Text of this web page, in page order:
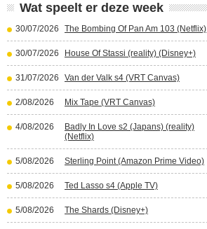
Wat speelt er deze week
30/07/2026 The Bombing Of Pan Am 103 (Netflix)
30/07/2026 House Of Stassi (reality) (Disney+)
31/07/2026 Van der Valk s4 (VRT Canvas)
2/08/2026 Mix Tape (VRT Canvas)
4/08/2026
Badly In Love s2 (Japans) (reality)
(Netflix)
5/08/2026 Sterling Point (Amazon Prime Video)
5/08/2026 Ted Lasso s4 (Apple TV)
5/08/2026 The Shards (Disney+)